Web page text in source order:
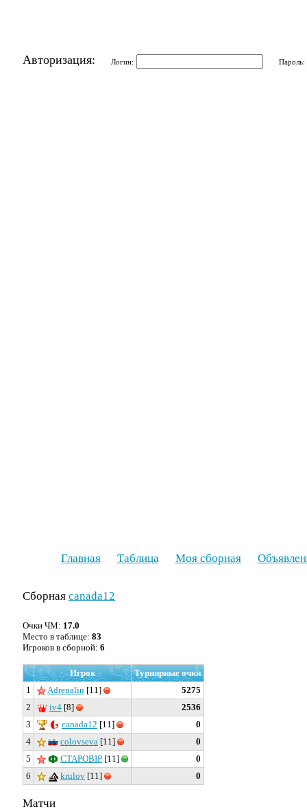
Авторизация: Логин: Пароль:
Главная Таблица Моя сборная
Сборная canada12
Очки ЧМ: 17.0
Место в таблице: 83
Игроков в сборной: 6
Игрок
Турнирные очки
1
Adrenalin [11]
5275
2
iv4 [8]
2536
3
canada12 [11]
0
4
colovseva [11]
0
5
CTAPOBIP [11]
0
6
krulov [11] 0
Матчи